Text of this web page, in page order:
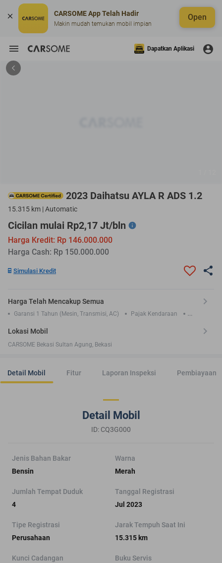
CARSOME App Telah Hadir
Makin mudah temukan mobil impian
Open
Dapatkan Aplikasi
2023 Daihatsu AYLA R ADS 1.2
15.315 km | Automatic
Cicilan mulai Rp2,17 Jt/bln
Harga Kredit: Rp 146.000.000
Harga Cash: Rp 150.000.000
Simulasi Kredit
Harga Telah Mencakup Semua
Garansi 1 Tahun (Mesin, Transmisi, AC)
Pajak Kendaraan
Lokasi Mobil
CARSOME Bekasi Sultan Agung, Bekasi
Detail Mobil Fitur Laporan Inspeksi Pembiayaan
Detail Mobil
ID: CQ3G000
Jenis Bahan Bakar
Bensin
Warna
Merah
Jumlah Tempat Duduk
4
Tanggal Registrasi
Jul 2023
Tipe Registrasi
Perusahaan
Jarak Tempuh Saat Ini
15.315 km
Kunci Cadangan
Buku Servis